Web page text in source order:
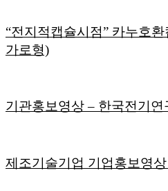
“전지적캡슐시점” 카누호
가로형)
기관홍보영상 – 한국전기연
제조기술기업 기업홍보영상